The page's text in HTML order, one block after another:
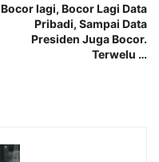
Bocor lagi, Bocor Lagi Data
Pribadi, Sampai Data
Presiden Juga Bocor.
Terwelu …